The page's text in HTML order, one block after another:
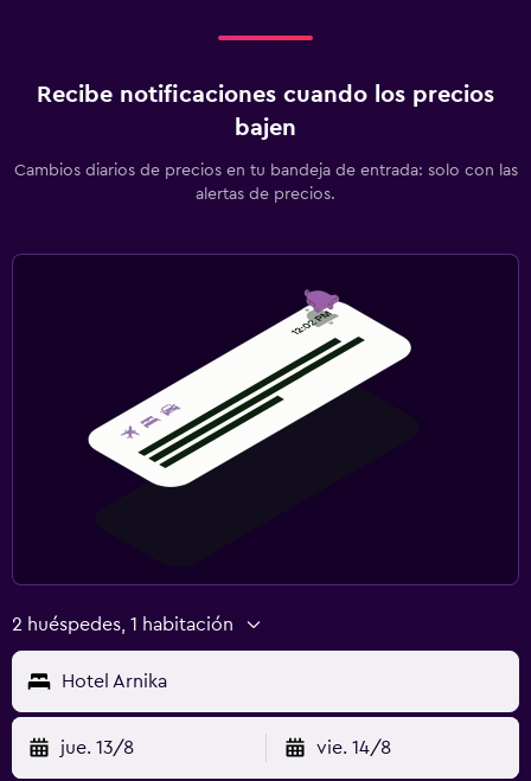
Recibe notificaciones cuando los precios
bajen
Cambios diarios de precios en tu bandeja de entrada: solo con las
alertas de precios.
2 huéspedes, 1 habitación
Hotel Arnika
jue. 13/8 vie. 14/8